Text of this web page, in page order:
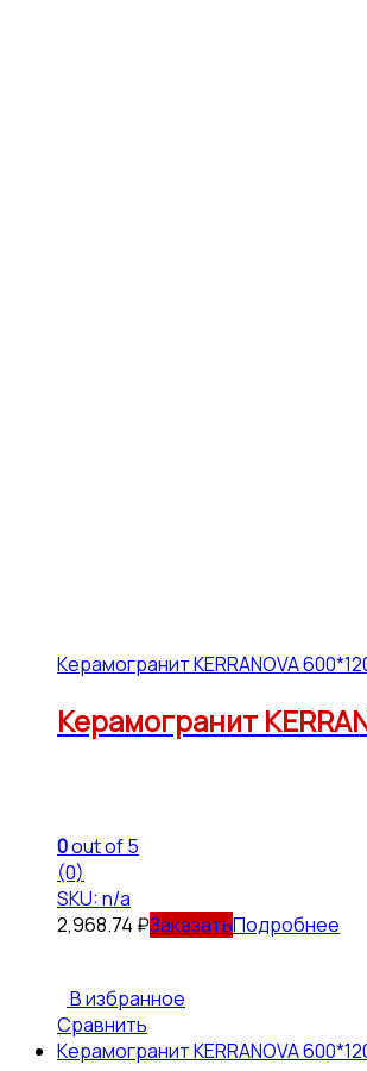
Керамогранит KERRANOVA
Керамогранит
0out of 5
(0)
SKU: n/a
2,968.74 ₽ Подробнее
В избранное
Сравнить
Керамогранит KERRANOVA